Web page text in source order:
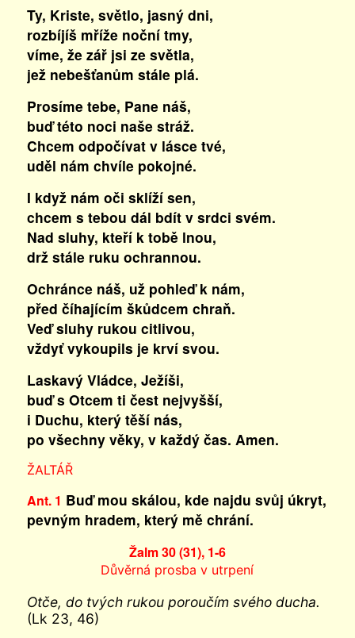
Ty, Kriste, světlo, jasný dni,
rozbíjíš mříže noční tmy,
víme, že zář jsi ze světla,
jež nebešťanům stále plá.
Prosíme tebe, Pane náš,
buď této noci naše stráž.
Chcem odpočívat v lásce tvé,
uděl nám chvíle pokojné.
I když nám oči sklíží sen,
chcem s tebou dál bdít v srdci svém.
Nad sluhy, kteří k tobě lnou,
drž stále ruku ochrannou.
Ochránce náš, už pohleď k nám,
před číhajícím škůdcem chraň.
Veď sluhy rukou citlivou,
vždyť vykoupils je krví svou.
Laskavý Vládce, Ježíši,
buď s Otcem ti čest nejvyšší,
i Duchu, který těší nás,
po všechny věky, v každý čas. Amen.
ŽALTÁŘ
Ant. 1 Buď mou skálou, kde najdu svůj úkryt,
pevným hradem, který mě chrání.
Žalm 30 (31), 1-6
Důvěrná prosba v utrpení
Otče, do tvých rukou poroučím svého ducha.
(Lk 23, 46)